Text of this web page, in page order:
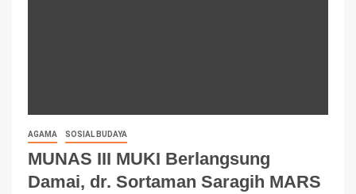
AGAMA SOSIAL BUDAYA
MUNAS III MUKI Berlangsung
Damai, dr. Sortaman Saragih MARS